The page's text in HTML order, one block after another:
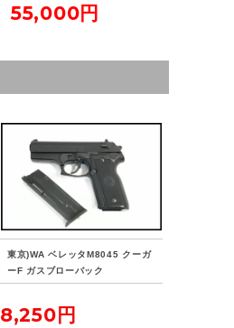
55,000円
東京)WA ベレッタM8045 クーガ
ーF ガスブローバック
8,250円